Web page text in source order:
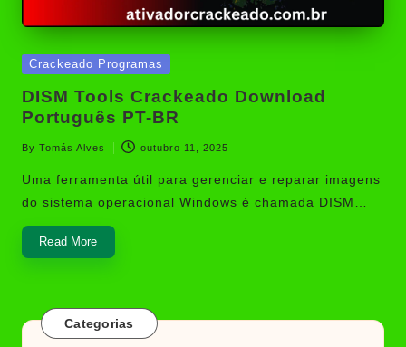
Posted
Crackeado Programas
DISM Tools Crackeado Download
Português PT-BR
Posted
by
By Tomás Alves outubro 11, 2025
Uma ferramenta útil para gerenciar e reparar imagens
do sistema operacional Windows é chamada DISM…
Read More
Categorias